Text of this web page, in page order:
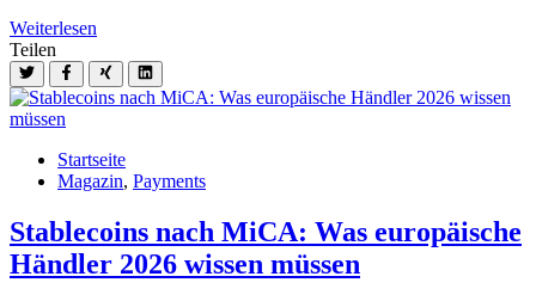
Weiterlesen
Teilen
Startseite
Magazin, Payments
Stablecoins nach MiCA: Was europäische
Händler 2026 wissen müssen